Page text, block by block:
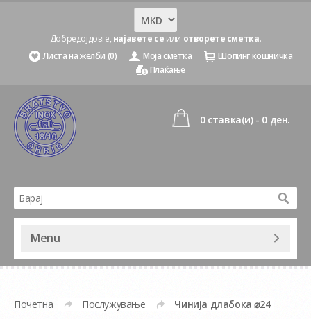
Добредојдовте, најавете се или отворете сметка.
Листа на желби (0)
Моја сметка
Шопинг кошничка
Плаќање
0 ставка(и) - 0 ден.
Menu
Почетна » Послужување » Чинија длабока ⌀24